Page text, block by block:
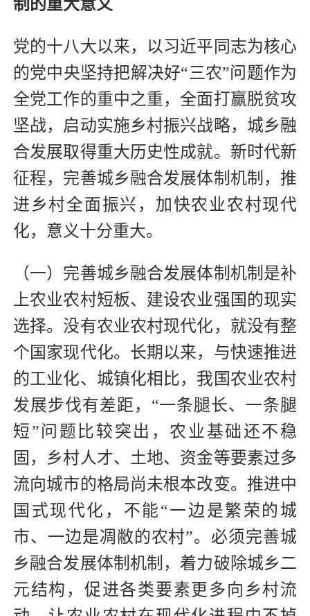
制的重大意义
党的十八大以来，以习近平同志为核心
的党中央坚持把解决好“三农”问题作为
全党工作的重中之重，全面打赢脱贫攻
坚战，启动实施乡村振兴战略，城乡融
合发展取得重大历史性成就。新时代新
征程，完善城乡融合发展体制机制，推
进乡村全面振兴，加快农业农村现代
化，意义十分重大。
（一）完善城乡融合发展体制机制是补
上农业农村短板、建设农业强国的现实
选择。没有农业农村现代化，就没有整
个国家现代化。长期以来，与快速推进
的工业化、城镇化相比，我国农业农村
发展步伐有差距，“一条腿长、一条腿
短”问题比较突出，农业基础还不稳
固，乡村人才、土地、资金等要素过多
流向城市的格局尚未根本改变。推进中
国式现代化，不能“一边是繁荣的城
市、一边是凋敝的农村”。必须完善城
乡融合发展体制机制，着力破除城乡二
元结构，促进各类要素更多向乡村流